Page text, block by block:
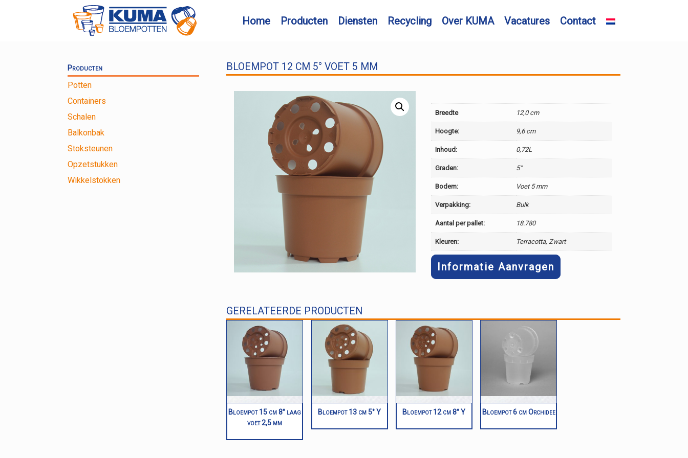
Home Producten Diensten Recycling Over KUMA Vacatures Contact
BLOEMPOT 12 CM 5° VOET 5 MM
Breedte 12,0 cm
Hoogte: 9,6 cm
Inhoud: 0,72L
Graden: 5°
Bodem: Voet 5 mm
Verpakking: Bulk
Aantal per pallet: 18.780
Kleuren: Terracotta, Zwart
Informatie Aanvragen
GERELATEERDE PRODUCTEN
Bloempot 15 cm 8° laag
voet 2,5 mm
Bloempot 13 cm 5° Y Bloempot 12 cm 8° Y Bloempot 6 cm Orchidee
Producten
Potten
Containers
Schalen
Balkonbak
Stoksteunen
Opzetstukken
Wikkelstokken